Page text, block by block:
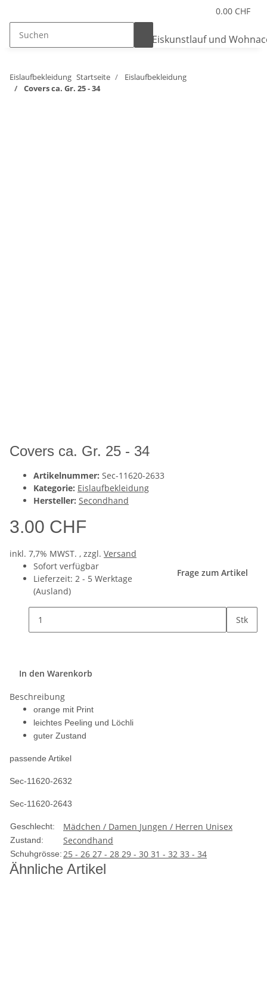
0.00 CHF
Eislaufbekleidung Startseite
Eislaufbekleidung
Covers ca. Gr. 25 - 34
Covers ca. Gr. 25 - 34
Artikelnummer: Sec-11620-2633
Kategorie: Eislaufbekleidung
Hersteller: Secondhand
3.00 CHF
inkl. 7,7% MWST. , zzgl. Versand
Sofort verfügbar
Lieferzeit: 2 - 5 Werktage
(Ausland)
Frage zum Artikel
Stk
In den Warenkorb
Beschreibung
orange mit Print
leichtes Peeling und Löchli
guter Zustand
passende Artikel
Sec-11620-2632
Sec-11620-2643
Geschlecht: Mädchen / Damen Jungen / Herren Unisex
Zustand: Secondhand
Schuhgrösse:25 - 26 27 - 28 29 - 30 31 - 32 33 - 34
Ähnliche Artikel